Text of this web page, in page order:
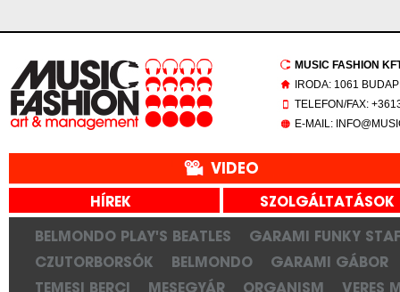
MUSIC FASHION
IRODA: 1061
TELEFON/FAX:
E-MAIL:
VIDEO
HÍREK SZOLGÁLTATÁSOK
BELMONDO PLAY'S BEATLES
GARAMI FUNKY
CZUTORBORSÓK
BELMONDO
GARAMI GÁBOR